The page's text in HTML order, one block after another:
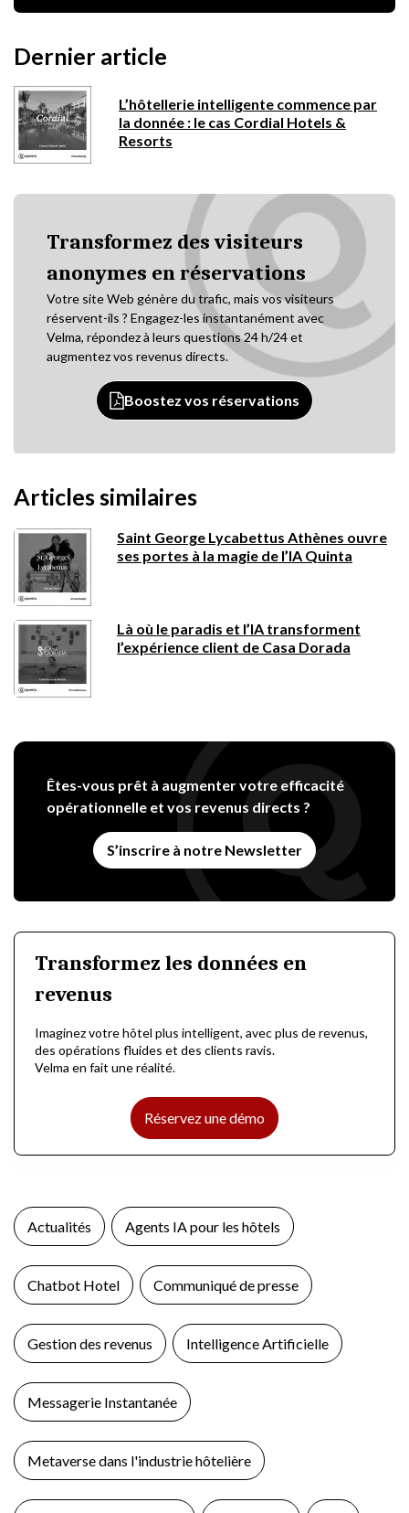
Dernier article
L’hôtellerie intelligente commence par
la donnée : le cas Cordial Hotels &
Resorts
Transformez des visiteurs
anonymes en réservations
Votre site Web génère du trafic, mais vos visiteurs
réservent-ils ? Engagez-les instantanément avec
Velma, répondez à leurs questions 24 h/24 et
augmentez vos revenus directs.
Boostez vos réservations
Articles similaires
Saint George Lycabettus Athènes ouvre
ses portes à la magie de l’IA Quinta
Là où le paradis et l’IA transforment
l’expérience client de Casa Dorada
Êtes-vous prêt à augmenter votre efficacité
opérationnelle et vos revenus directs ?
S’inscrire à notre Newsletter
Transformez les données en
revenus
Imaginez votre hôtel plus intelligent, avec plus de revenus,
des opérations fluides et des clients ravis.
Velma en fait une réalité.
Réservez une démo
Actualités Agents IA pour les hôtels
Chatbot Hotel Communiqué de presse
Gestion des revenus Intelligence Artificielle
Messagerie Instantanée
Metaverse dans l'industrie hôtelière